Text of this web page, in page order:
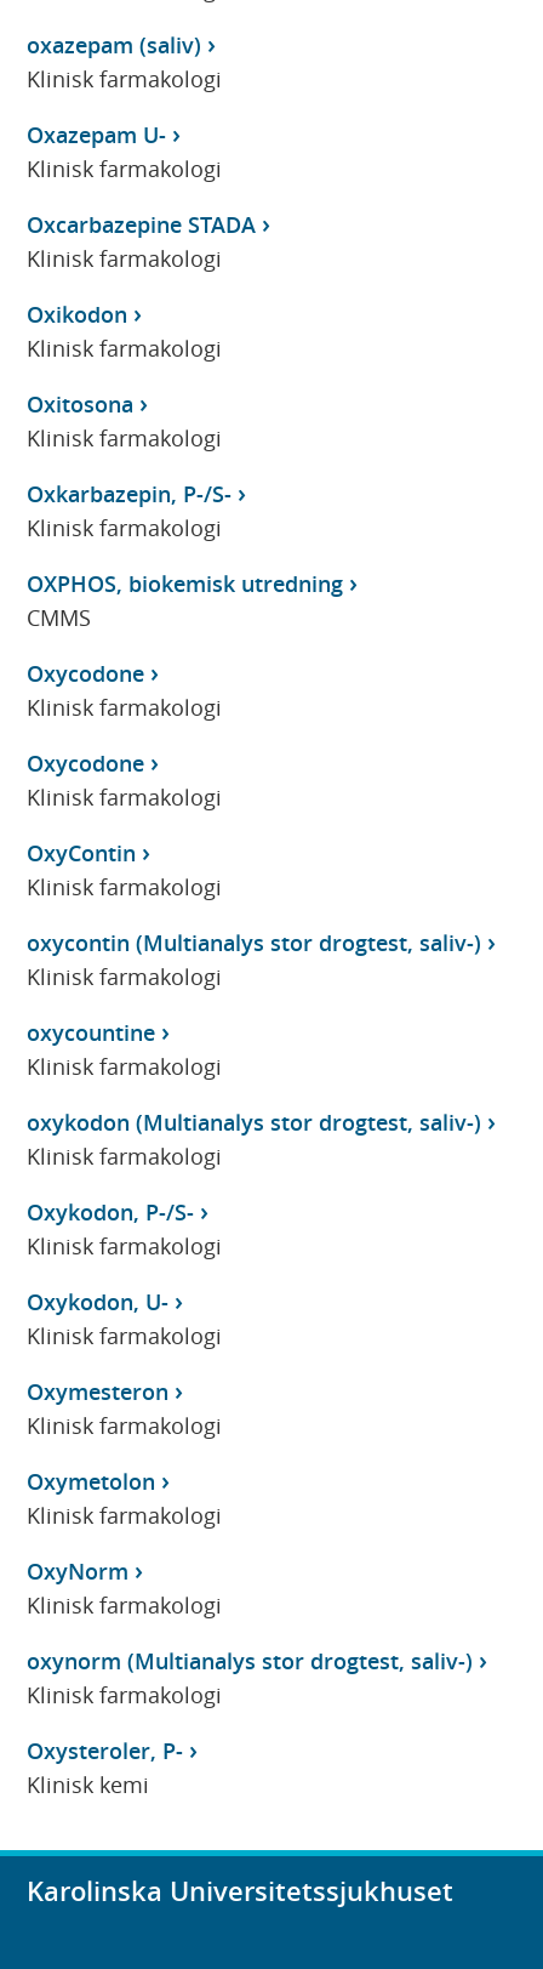
oxazepam (saliv)
Klinisk farmakologi
Oxazepam U-
Klinisk farmakologi
Oxcarbazepine STADA
Klinisk farmakologi
Oxikodon
Klinisk farmakologi
Oxitosona
Klinisk farmakologi
Oxkarbazepin, P-/S-
Klinisk farmakologi
OXPHOS, biokemisk utredning
CMMS
Oxycodone
Klinisk farmakologi
Oxycodone
Klinisk farmakologi
OxyContin
Klinisk farmakologi
oxycontin (Multianalys stor drogtest, saliv-)
Klinisk farmakologi
oxycountine
Klinisk farmakologi
oxykodon (Multianalys stor drogtest, saliv-)
Klinisk farmakologi
Oxykodon, P-/S-
Klinisk farmakologi
Oxykodon, U-
Klinisk farmakologi
Oxymesteron
Klinisk farmakologi
Oxymetolon
Klinisk farmakologi
OxyNorm
Klinisk farmakologi
oxynorm (Multianalys stor drogtest, saliv-)
Klinisk farmakologi
Oxysteroler, P-
Klinisk kemi
Karolinska Universitetssjukhuset